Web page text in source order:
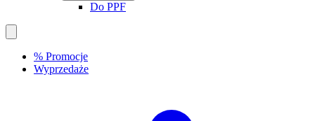
Do PPF
% Promocje
Wyprzedaże